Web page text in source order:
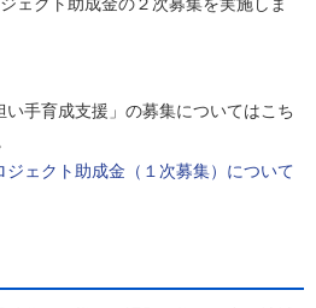
手育成支援」の募集についてはこち
ェクト助成金（１次募集）について